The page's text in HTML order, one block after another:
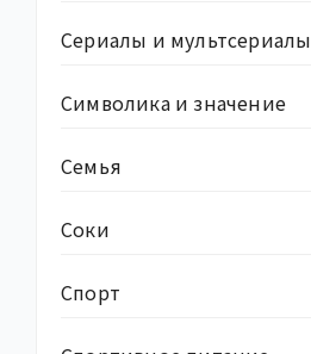
Сериалы и мультсериалы
Символика и значение
Семья
Соки
Спорт